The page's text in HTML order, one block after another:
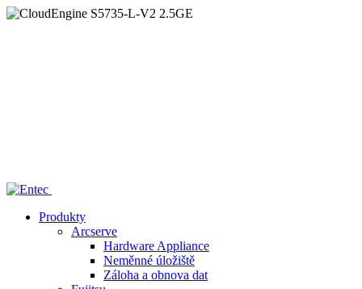
Produkty
Arcserve
Hardware Appliance
Neměnné úložiště
Záloha a obnova dat